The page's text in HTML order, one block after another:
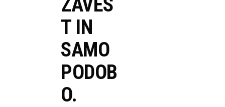
T IN
SAMO
PODOB
O.